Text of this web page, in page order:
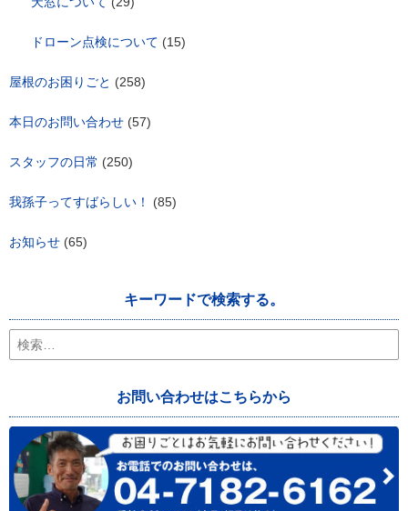
ドローン点検について (15)
屋根のお困りごと (258)
本日のお問い合わせ (57)
スタッフの日常 (250)
我孫子ってすばらしい！ (85)
お知らせ (65)
キーワードで検索する。
検
索:
お問い合わせはこちらから